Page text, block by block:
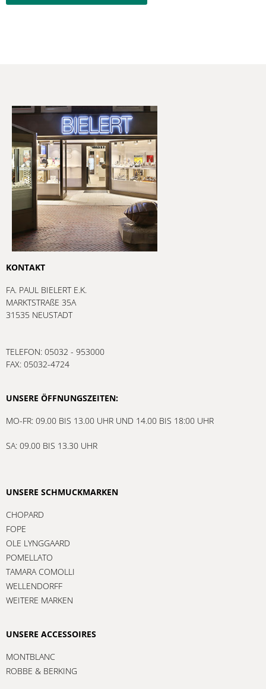
KONTAKT
FA. PAUL BIELERT E.K.
MARKTSTRAßE 35A
31535 NEUSTADT
TELEFON: 05032 - 953000
FAX: 05032-4724
UNSERE ÖFFNUNGSZEITEN:
MO-FR: 09.00 BIS 13.00 UHR UND 14.00 BIS 18:00 UHR
SA: 09.00 BIS 13.30 UHR
UNSERE SCHMUCKMARKEN
CHOPARD
FOPE
OLE LYNGGAARD
POMELLATO
TAMARA COMOLLI
WELLENDORFF
WEITERE MARKEN
UNSERE ACCESSOIRES
MONTBLANC
ROBBE & BERKING